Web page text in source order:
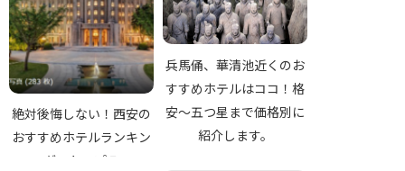
ます。
絶対後悔しない！西安の
おすすめホテルランキン
グ・トップ５
兵馬俑、華清池近くのお
すすめホテルはココ！格
安～五つ星まで価格別に
紹介します。